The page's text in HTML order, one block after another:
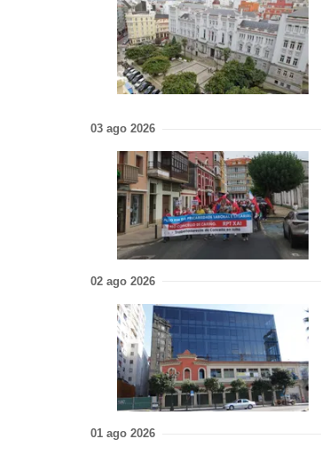
03 ago 2026
02 ago 2026
01 ago 2026